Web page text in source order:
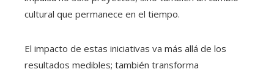
cultural que permanece en el tiempo.
El impacto de estas iniciativas va más allá de los
resultados medibles; también transforma